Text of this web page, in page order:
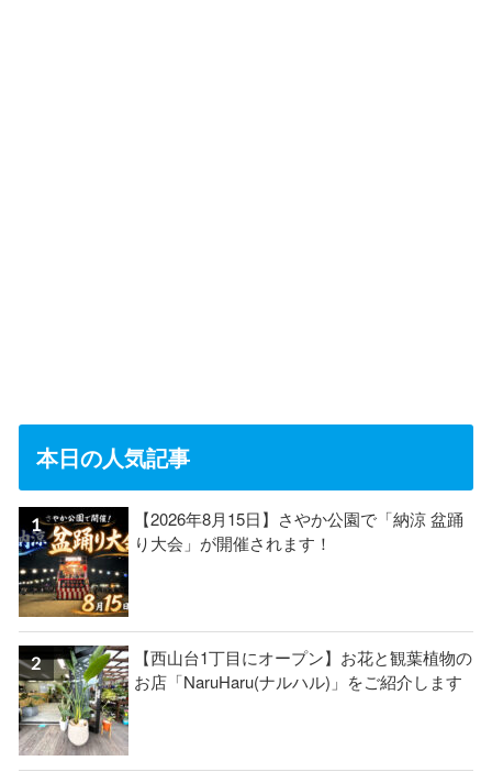
本日の人気記事
【2026年8月15日】さやか公園で「納涼 盆踊
り大会」が開催されます！
【西山台1丁目にオープン】お花と観葉植物の
お店「NaruHaru(ナルハル)」をご紹介します